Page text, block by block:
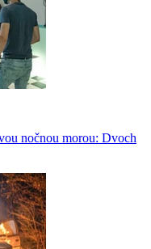
nočnou morou: Dvoch